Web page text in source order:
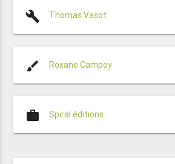
build Thomas Vasot
brush Roxane Campoy
work Spiral éditions